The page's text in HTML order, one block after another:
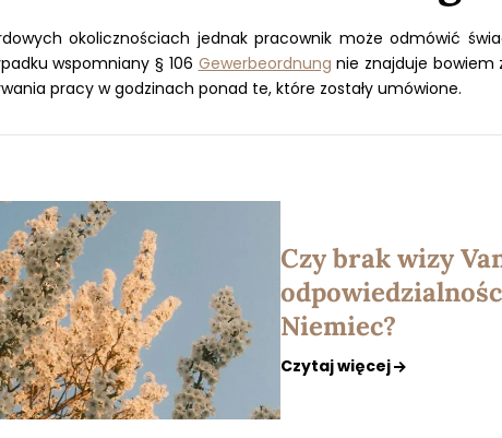
okolicznościach jednak pracownik może odmówić
wspomniany § 106 Gewerbeordnung nie znajduje bowiem
pracy w godzinach ponad te, które zostały umówione.
Czy brak wizy
Niemiec?
Czytaj więcej